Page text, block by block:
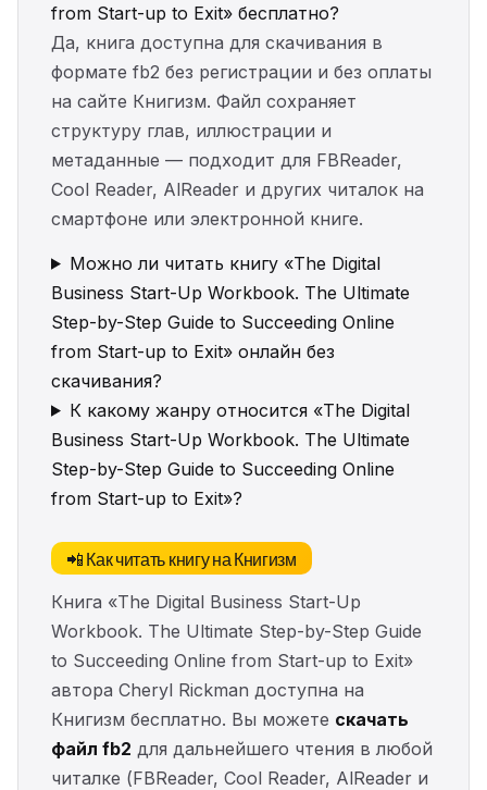
from Start-up to Exit» бесплатно?
Да, книга доступна для скачивания в
формате fb2 без регистрации и без оплаты
на сайте Книгизм. Файл сохраняет
структуру глав, иллюстрации и
метаданные — подходит для FBReader,
Cool Reader, AlReader и других читалок на
смартфоне или электронной книге.
Можно ли читать книгу «The Digital
Business Start-Up Workbook. The Ultimate
Step-by-Step Guide to Succeeding Online
from Start-up to Exit» онлайн без
скачивания?
К какому жанру относится «The Digital
Business Start-Up Workbook. The Ultimate
Step-by-Step Guide to Succeeding Online
from Start-up to Exit»?
📲 Как читать книгу на Книгизм
Книга «The Digital Business Start-Up
Workbook. The Ultimate Step-by-Step Guide
to Succeeding Online from Start-up to Exit»
автора Cheryl Rickman доступна на
Книгизм бесплатно. Вы можете скачать
файл fb2 для дальнейшего чтения в любой
читалке (FBReader, Cool Reader, AlReader и